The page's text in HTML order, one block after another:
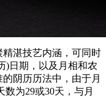
湛技艺内涵，可同时
)日期，以及月相和农
阴历历法中，由于月
为29或30天，与月